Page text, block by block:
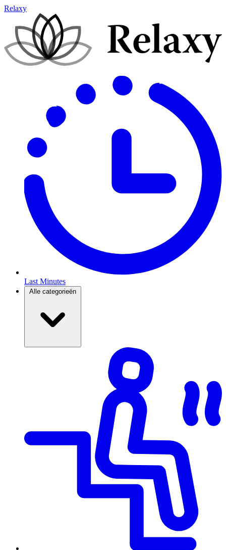
Relaxy
Last Minutes
Alle categorieën